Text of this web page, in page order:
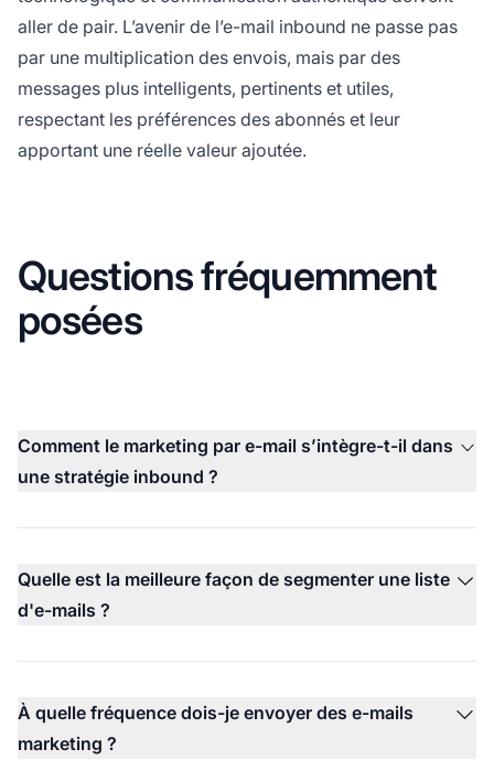
aller de pair. L’avenir de l’e-mail inbound ne passe pas
par une multiplication des envois, mais par des
messages plus intelligents, pertinents et utiles,
respectant les préférences des abonnés et leur
apportant une réelle valeur ajoutée.
Questions fréquemment
posées
Comment le marketing par e-mail s’intègre-t-il dans
une stratégie inbound ?
Quelle est la meilleure façon de segmenter une liste
d'e-mails ?
À quelle fréquence dois-je envoyer des e-mails
marketing ?